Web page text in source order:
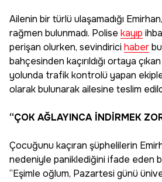
Ailenin bir türlü ulaşamadığı
rağmen bulunmadı. Polise kayıp
perişan olurken, sevindiricihaber
bahçesinden kaçırıldığı ortaya
yolunda trafik kontrolü yapan
olarak bulunarak ailesine teslim
“ÇOK AĞLAYINCA İNDİRMEK
Çocuğunu kaçıran şüphelilerin
nedeniyle paniklediğini ifade eden
“Eşimle oğlum, Pazartesi günü